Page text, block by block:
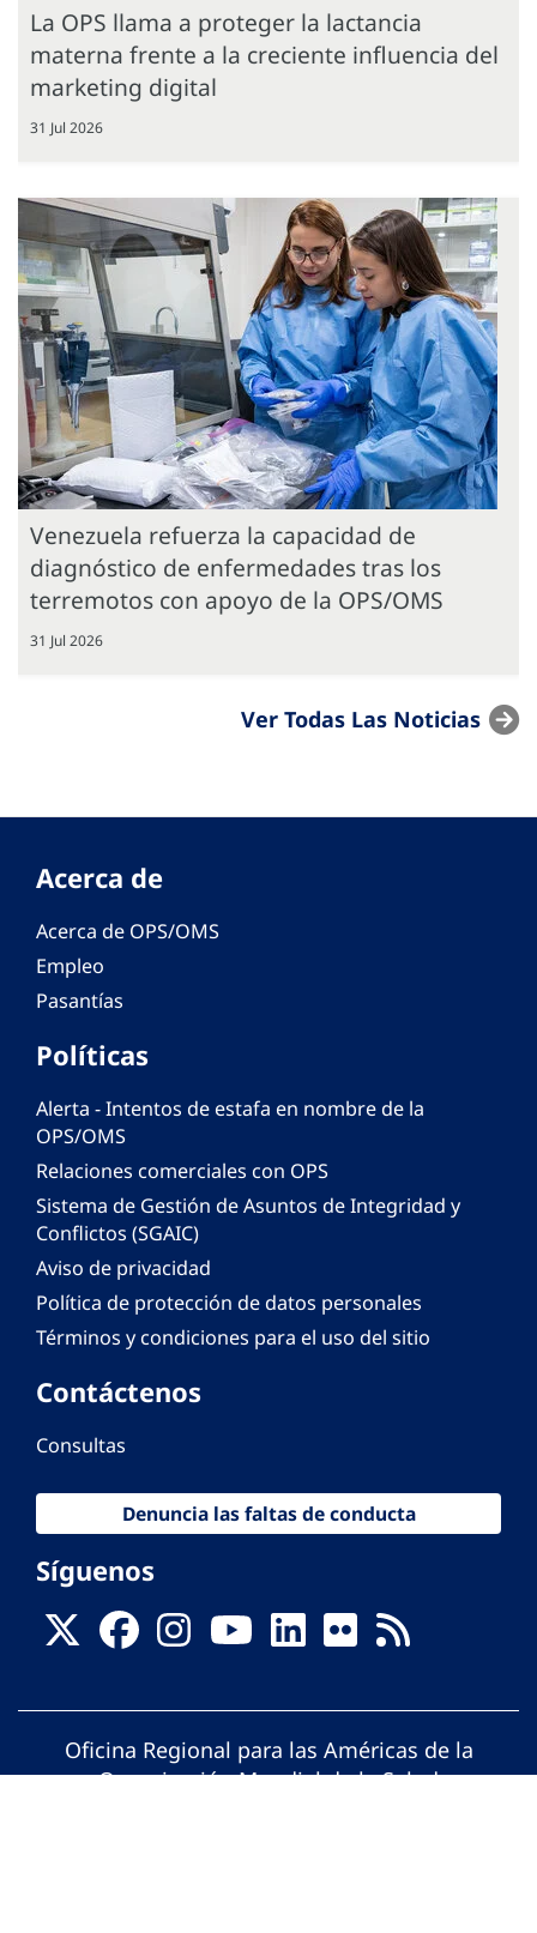
La OPS llama a proteger la lactancia
materna frente a la creciente influencia del
marketing digital
31 Jul 2026
Venezuela refuerza la capacidad de
diagnóstico de enfermedades tras los
terremotos con apoyo de la OPS/OMS
31 Jul 2026
Ver Todas Las Noticias
Acerca de
Acerca de OPS/OMS
Empleo
Pasantías
Políticas
Alerta - Intentos de estafa en nombre de la
OPS/OMS
Relaciones comerciales con OPS
Sistema de Gestión de Asuntos de Integridad y
Conflictos (SGAIC)
Aviso de privacidad
Política de protección de datos personales
Términos y condiciones para el uso del sitio
Contáctenos
Consultas
Denuncia las faltas de conducta
Síguenos
Oficina Regional para las Américas de la
Organización Mundial de la Salud